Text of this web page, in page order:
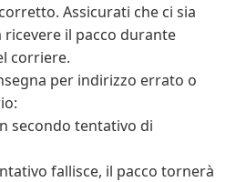
Assicurati che ci sia
il pacco durante
corriere.
per indirizzo errato o
secondo tentativo di
fallisce, il pacco tornerà